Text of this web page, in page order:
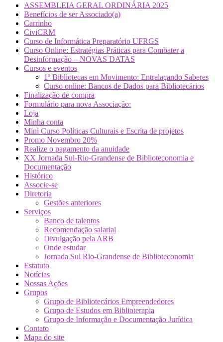
ASSEMBLEIA GERAL ORDINÁRIA 2025
Benefícios de ser Associado(a)
Carrinho
CiviCRM
Curso de Informática Preparatório UFRGS
Curso Online: Estratégias Práticas para Combater a
Desinformação – NOVAS DATAS
Cursos e eventos
1º Bibliotecas em Movimento: Entrelaçando Saberes
Curso online: Bancos de Dados para Bibliotecários
Finalização de compra
Formulário para nova Associação:
Loja
Minha conta
Mini Curso Políticas Culturais e Escrita de projetos
Promo Novembro 20%
Realize o pagamento da anuidade
XX Jornada Sul-Rio-Grandense de Biblioteconomia e
Documentação
Histórico
Associe-se
Diretoria
Gestões anteriores
Serviços
Banco de talentos
Recomendação salarial
Divulgação pela ARB
Onde estudar
Jornada Sul Rio-Grandense de Biblioteconomia
Estatuto
Notícias
Nossas Ações
Grupos
Grupo de Bibliotecários Empreendedores
Grupo de Estudos em Biblioterapia
Grupo de Informação e Documentação Jurídica
Contato
Mapa do site